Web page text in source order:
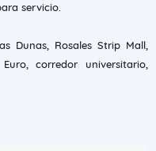
servicio.
Dunas, Rosales Strip Mall,
corredor universitario,